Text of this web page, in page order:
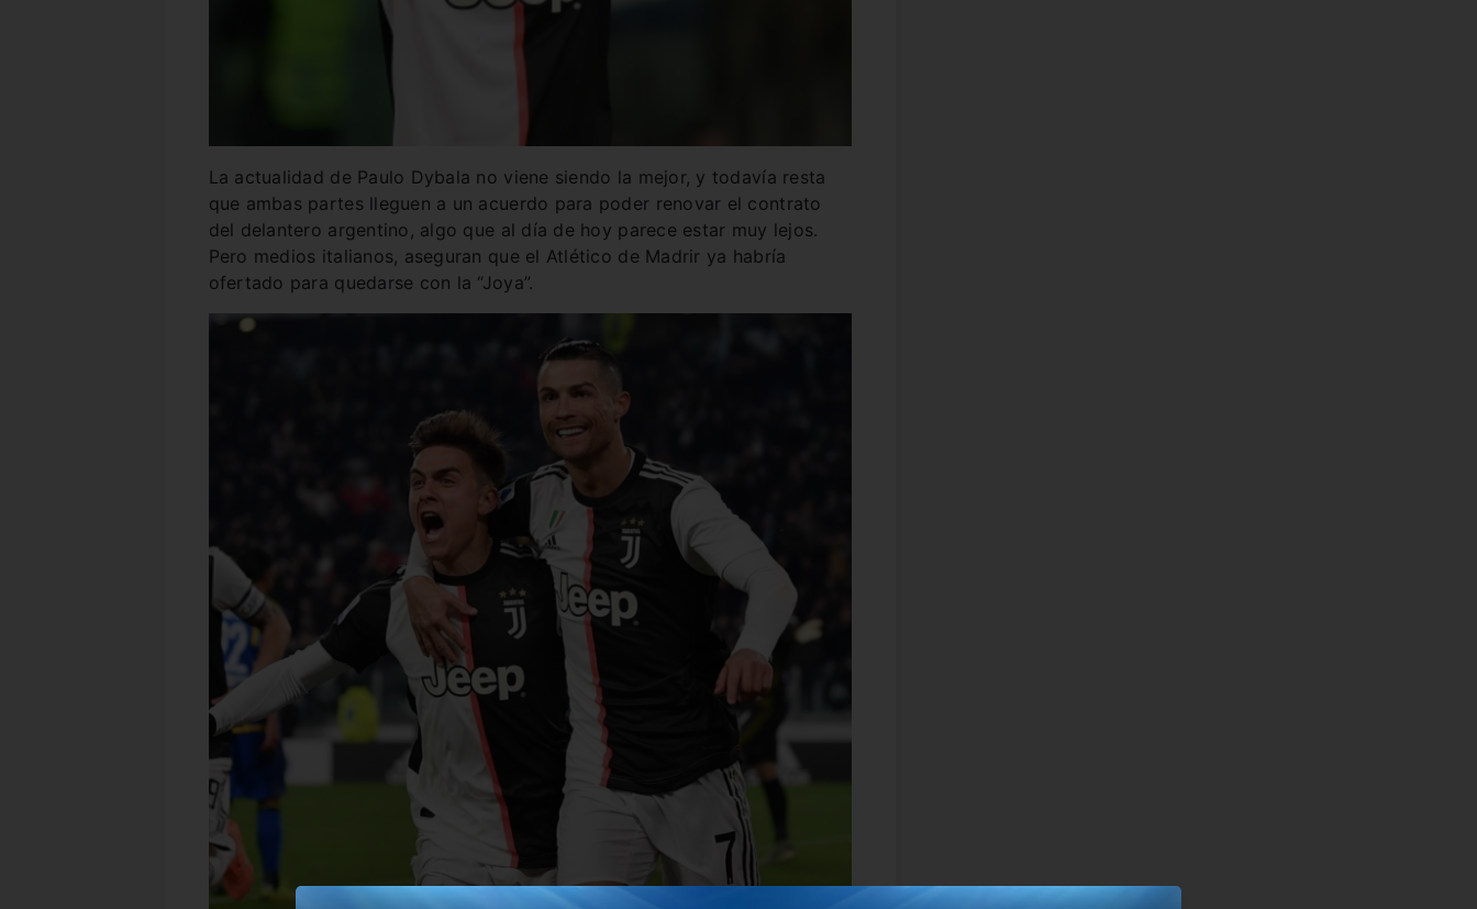
La actualidad de Paulo Dybala no viene siendo la mejor, y todavía resta
que ambas partes lleguen a un acuerdo para poder renovar el contrato
del delantero argentino, algo que al día de hoy parece estar muy lejos.
Pero medios italianos, aseguran que el Atlético de Madrir ya habría
ofertado para quedarse con la “Joya”.